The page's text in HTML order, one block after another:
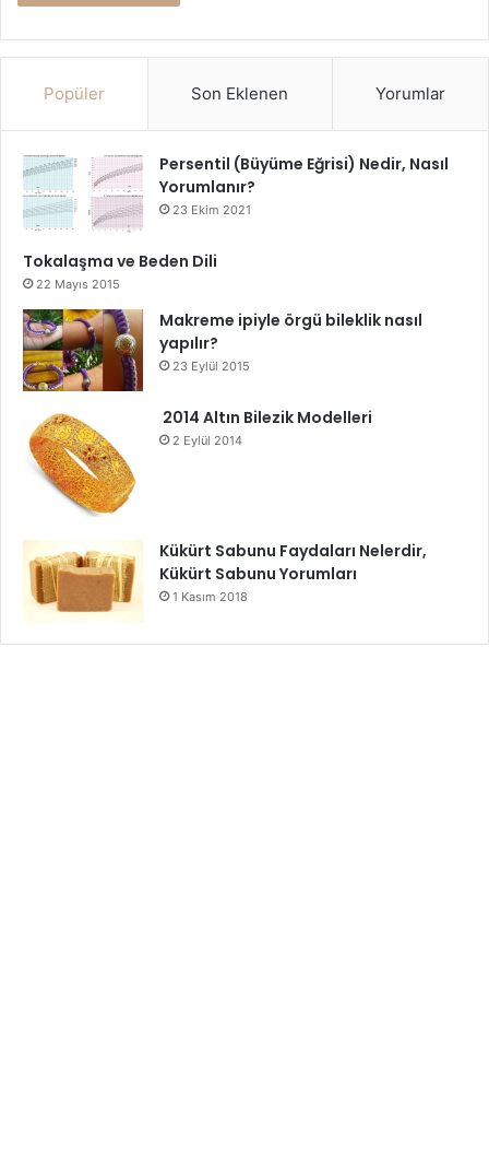
Popüler Son Eklenen Yorumlar
Persentil (Büyüme Eğrisi) Nedir, Nasıl
Yorumlanır?
23 Ekim 2021
Tokalaşma ve Beden Dili
22 Mayıs 2015
Makreme ipiyle örgü bileklik nasıl
yapılır?
23 Eylül 2015
2014 Altın Bilezik Modelleri
2 Eylül 2014
Kükürt Sabunu Faydaları Nelerdir,
Kükürt Sabunu Yorumları
1 Kasım 2018